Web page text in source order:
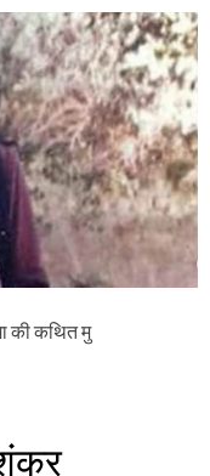
ही
है
य
ह
ड़ी
ग
ल
ती
!
मा
ओ
वा
दी
हि
ड
मा
ए
न
का
की कथित मु